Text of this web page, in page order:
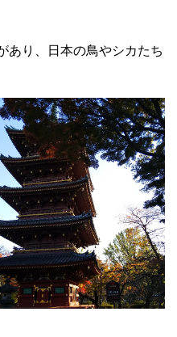
あり、日本の鳥やシカたち